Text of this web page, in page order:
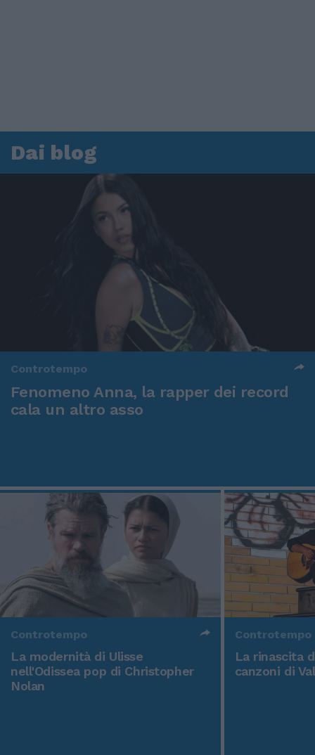
Dai blog
Controtempo
Fenomeno Anna, la rapper dei record
cala un altro asso
Controtempo
La modernità di Ulisse
nell'Odissea pop di Christopher
Nolan
Controtempo
La rinascita
canzoni di